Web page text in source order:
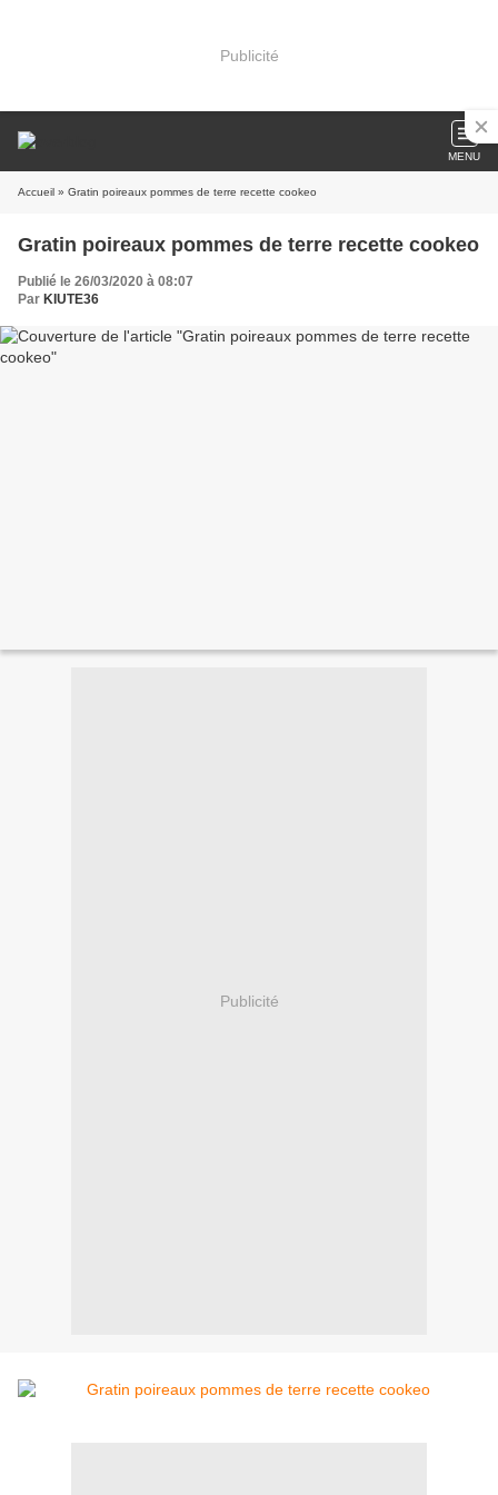
Publicité
MENU
Accueil » Gratin poireaux pommes de terre recette cookeo
Gratin poireaux pommes de terre recette cookeo
Publié le 26/03/2020 à 08:07
Par KIUTE36
Publicité